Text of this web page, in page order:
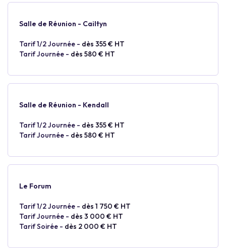
Salle de Réunion - Cailtyn
Tarif 1/2 Journée - dès 355 € HT
Tarif Journée - dès 580 € HT
Salle de Réunion - Kendall
Tarif 1/2 Journée - dès 355 € HT
Tarif Journée - dès 580 € HT
Le Forum
Tarif 1/2 Journée - dès 1 750 € HT
Tarif Journée - dès 3 000 € HT
Tarif Soirée - dès 2 000 € HT